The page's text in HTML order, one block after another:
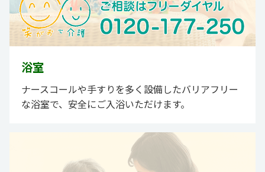
浴室
ナースコールや手すりを多く設備したバリアフリー
な浴室で、安全にご入浴いただけます。